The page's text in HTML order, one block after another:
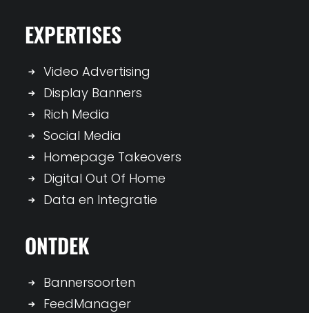
EXPERTISES
Video Advertising
Display Banners
Rich Media
Social Media
Homepage Takeovers
Digital Out Of Home
Data en Integratie
ONTDEK
Bannersoorten
FeedManager